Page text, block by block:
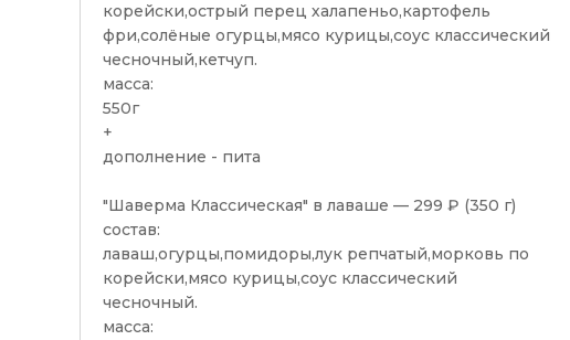
корейски,острый перец халапеньо,картофель
фри,солёные огурцы,мясо курицы,соус классический
чесночный,кетчуп.
масса:
550г
+
дополнение - пита
"Шаверма Классическая" в лаваше — 299 ₽ (350 г)
состав:
лаваш,огурцы,помидоры,лук репчатый,морковь по
корейски,мясо курицы,соус классический
чесночный.
масса: